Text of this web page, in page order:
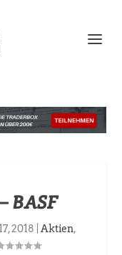
BASF
2018 Aktien,